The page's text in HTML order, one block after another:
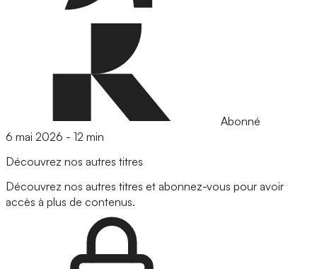
Abonné
6 mai 2026 - 12 min
Découvrez nos autres titres
Découvrez nos autres titres et abonnez-vous pour avoir
accès à plus de contenus.